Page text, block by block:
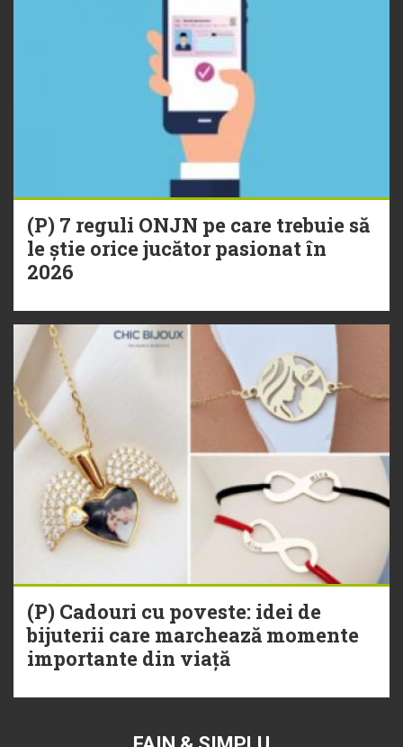
(P) 7 reguli ONJN pe care trebuie să
le știe orice jucător pasionat în
2026
(P) Cadouri cu poveste: idei de
bijuterii care marchează momente
importante din viață